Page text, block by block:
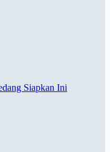
Siapkan Ini